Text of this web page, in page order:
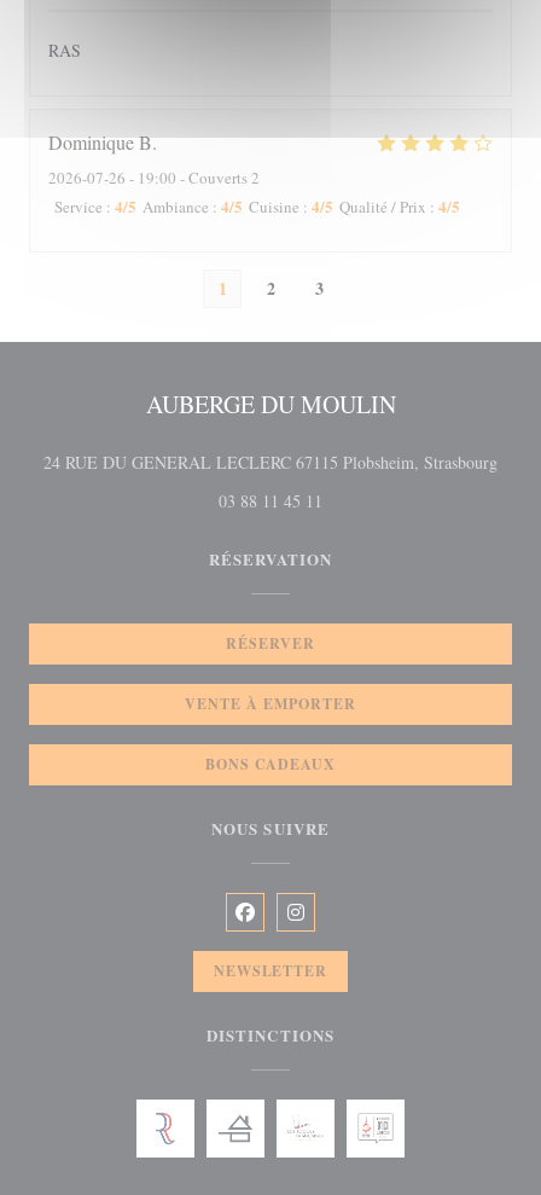
RAS
DominiqueB
2026-07-26 - 19:00 - Couverts 2
Service : 4/5 Ambiance : 4/5 Cuisine : 4/5 Qualité / Prix : 4/5
1 2 3
AUBERGE DU MOULIN
24 RUE DU GENERAL LECLERC 67115 Plobsheim, Strasbourg
03 88 11 45 11
RÉSERVATION
RÉSERVER
VENTE À EMPORTER
BONS CADEAUX
NOUS SUIVRE
Facebook ((ouvre une nouvelle
Instagram ((ouvre une nouvelle
NEWSLETTER
DISTINCTIONS